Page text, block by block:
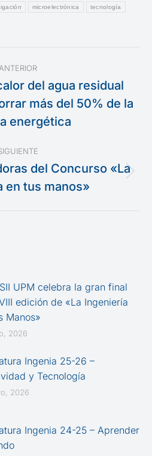
microelectrónica tecnología
ANTERIOR
Publicación
anterior:
del agua residual
más del 50% de la
energética
siguiente:
del Concurso «La
en tus manos»
UPM celebra la gran final
edición de «La Ingeniería
Manos»
2026
Ingenia 25-26 –
y Tecnología
2026
Ingenia 24-25 – Aprender